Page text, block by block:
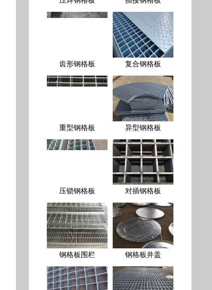
齿形钢格板 复合钢格板
重型钢格板 异型钢格板
压锁钢格板 对插钢格板
钢格板围栏
钢格板井盖
喷漆钢格板